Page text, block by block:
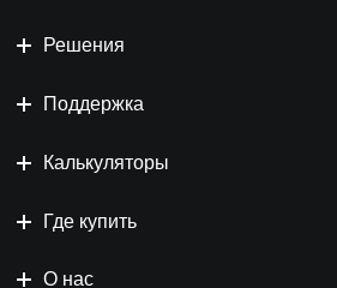
Решения
Поддержка
Калькуляторы
Где купить
О нас